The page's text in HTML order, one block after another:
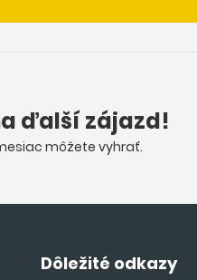
ďalší zájazd!
môžete vyhrať.
Dôležité odkazy